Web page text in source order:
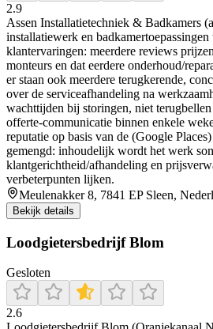
2.9
Assen Installatietechniek & Badkamers
installatiewerk en
klantervaringen: meerdere reviews
monteurs en dat eerdere onderhoud/
er staan ook meerdere terugkerende,
over de serviceafhandeling na
wachttijden bij storingen, niet
offerte-communicatie binnen enkele
reputatie op basis van de (Google
gemengd: inhoudelijk wordt het werk
klantgerichtheid/afhandeling en
verbeterpunten lijken.
Meulenakker 8, 7841 EP Sleen,
Bekijk details
Loodgietersbedrijf Blom
Gesloten
2.6